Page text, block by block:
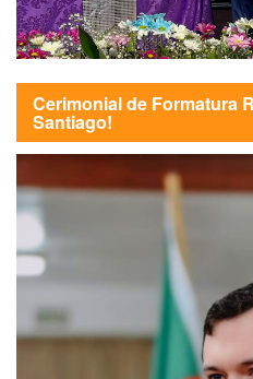
Cerimonial de Formatura
Santiago!